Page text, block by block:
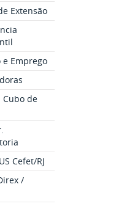
Extensão
e Emprego
Cubo de
Cefet/RJ
/